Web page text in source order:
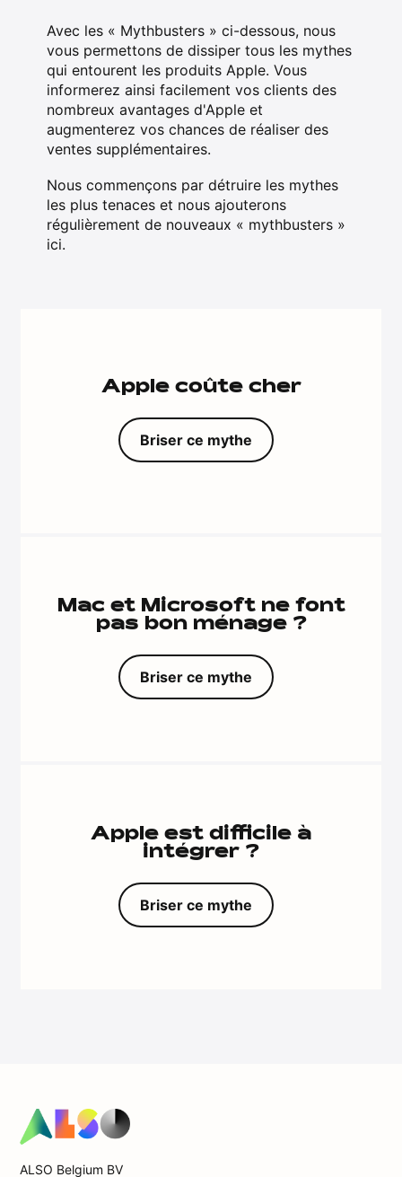
Avec les « Mythbusters » ci-dessous, nous
vous permettons de dissiper tous les mythes
qui entourent les produits Apple. Vous
informerez ainsi facilement vos clients des
nombreux avantages d'Apple et
augmenterez vos chances de réaliser des
ventes supplémentaires.
Nous commençons par détruire les mythes
les plus tenaces et nous ajouterons
régulièrement de nouveaux « mythbusters »
ici.
Apple coûte cher
Briser ce mythe
Mac et Microsoft ne font
pas bon ménage ?
Briser ce mythe
Apple est difficile à
intégrer ?
Briser ce mythe
ALSO Belgium BV